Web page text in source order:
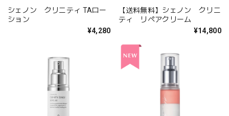
シェノン クリニティ TAロー
ション
¥4,280
【送料無料】シェノン クリニ
ティ リペアクリーム
¥14,800